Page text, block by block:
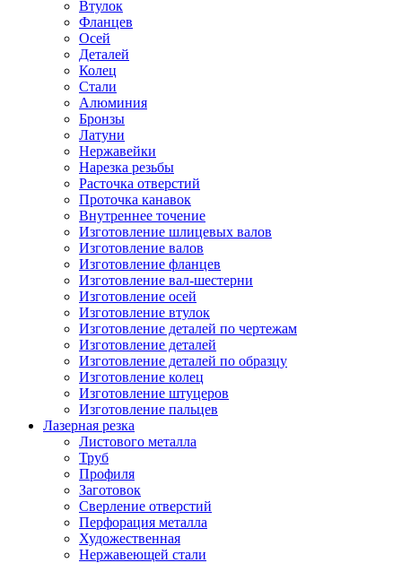
Втулок
Фланцев
Осей
Деталей
Колец
Стали
Алюминия
Бронзы
Латуни
Нержавейки
Нарезка резьбы
Расточка отверстий
Проточка канавок
Внутреннее точение
Изготовление шлицевых валов
Изготовление валов
Изготовление фланцев
Изготовление вал-шестерни
Изготовление осей
Изготовление втулок
Изготовление деталей по чертежам
Изготовление деталей
Изготовление деталей по образцу
Изготовление колец
Изготовление штуцеров
Изготовление пальцев
Лазерная резка
Листового металла
Труб
Профиля
Заготовок
Сверление отверстий
Перфорация металла
Художественная
Нержавеющей стали